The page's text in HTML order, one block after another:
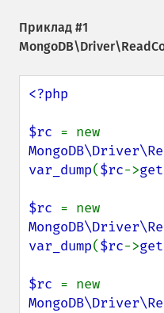
Приклад #1
<?php
$rc
var_dump($rc->
$rc
var_dump($rc->
$rc